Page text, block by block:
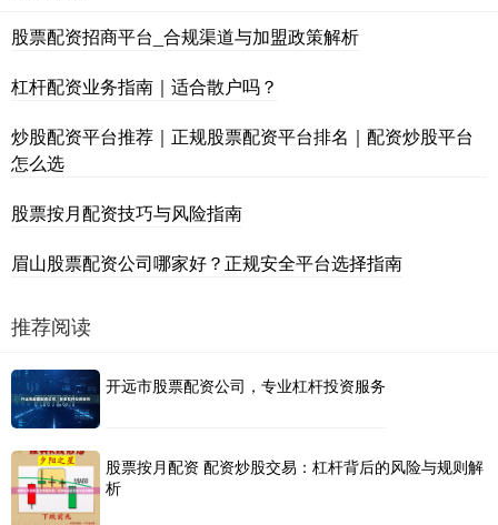
股票配资招商平台_合规渠道与加盟政策解析
杠杆配资业务指南｜适合散户吗？
炒股配资平台推荐｜正规股票配资平台排名｜配资炒股平台
怎么选
股票按月配资技巧与风险指南
眉山股票配资公司哪家好？正规安全平台选择指南
推荐阅读
开远市股票配资公司，专业杠杆投资服务
股票按月配资 配资炒股交易：杠杆背后的风险与规则解
析